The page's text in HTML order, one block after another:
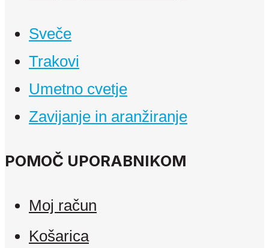
Sveče
Trakovi
Umetno cvetje
Zavijanje in aranžiranje
POMOČ UPORABNIKOM
Moj račun
Košarica